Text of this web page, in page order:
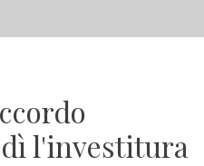
l'investitura